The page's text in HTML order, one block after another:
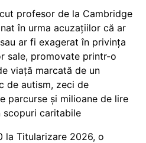
profesor de la Cambridge
în urma acuzațiilor că ar
ar fi exagerat în privința
sale, promovate printr-o
viață marcată de un
de autism, zeci de
parcurse și milioane de lire
scopuri caritabile
la Titularizare 2026, o